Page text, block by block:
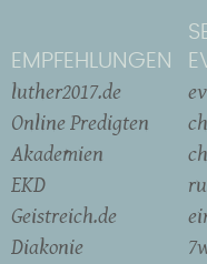
EMPFEHLUNGEN
luther2017.de
Online Predigten
Akademien
EKD
Geistreich.de
Diakonie